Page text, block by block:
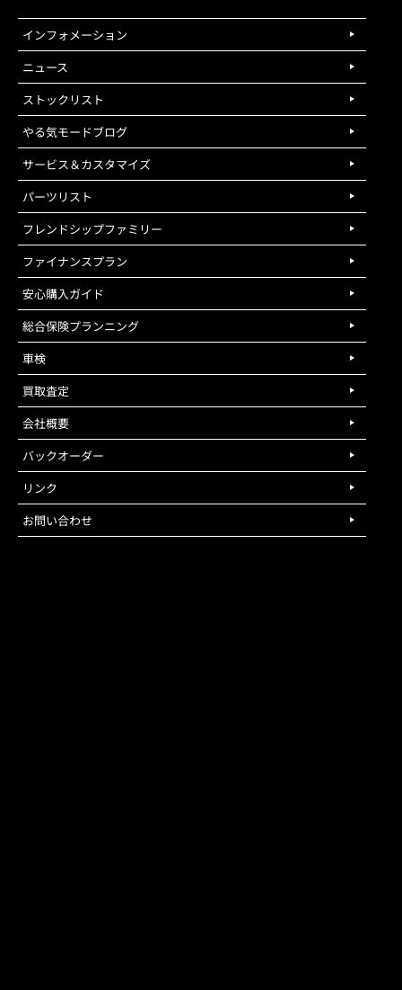
インフォメーション
ニュース
ストックリスト
やる気モードブログ
サービス＆カスタマイズ
パーツリスト
フレンドシップファミリー
ファイナンスプラン
安心購入ガイド
総合保険プランニング
車検
買取査定
会社概要
バックオーダー
リンク
お問い合わせ